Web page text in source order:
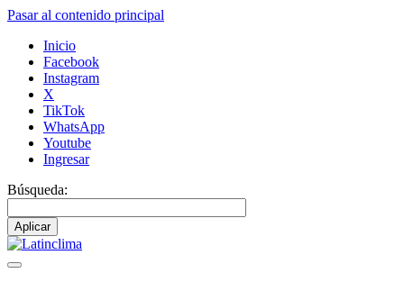
Pasar al contenido principal
Inicio
Facebook
Instagram
X
TikTok
WhatsApp
Youtube
Ingresar
Búsqueda: